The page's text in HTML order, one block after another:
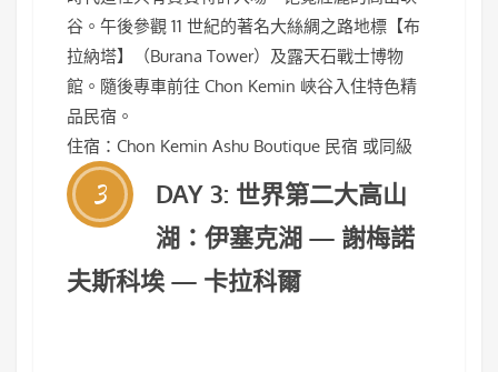
谷。午後參觀 11 世紀的著名大絲綢之路地標【布
拉納塔】（Burana Tower）及露天石戰士博物
館。隨後專車前往 Chon Kemin 峽谷入住特色精
品民宿。
住宿：Chon Kemin Ashu Boutique 民宿 或同級
3
DAY 3: 世界第二大高山
湖：伊塞克湖 — 謝梅諾
夫斯科埃 — 卡拉科爾